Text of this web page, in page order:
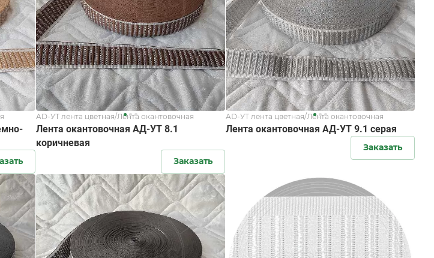
AD-УТ лента цветная/Лента окантовочная
Лента окантовочная АД-УТ 8.1
коричневая
Заказать
AD-УТ лента цветная/Лента окантовочная
Лента окантовочная АД-УТ 9.1 серая
Заказать